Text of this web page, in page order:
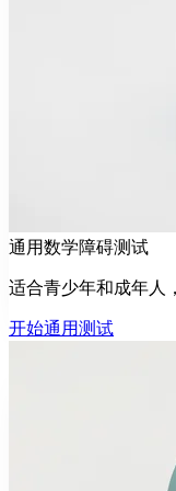
通用数学障碍测试
适合青少年和成年人
开始通用测试